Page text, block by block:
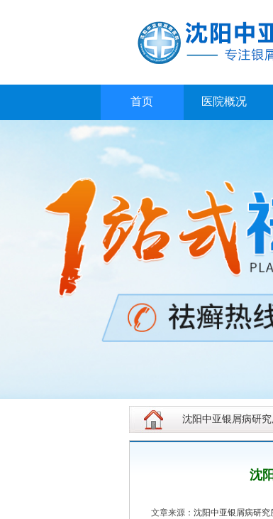
首页 医院概况
沈阳中亚银屑病研
沈
文章来源： 沈阳中亚银屑病研究